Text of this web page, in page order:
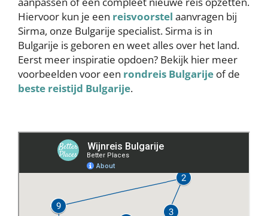
Hiervoor kun je een reisvoorstel aanvragen bij
Sirma, onze Bulgarije specialist. Sirma is in
Bulgarije is geboren en weet alles over het land.
Eerst meer inspiratie opdoen? Bekijk hier meer
voorbeelden voor een rondreis Bulgarije of de
beste reistijd Bulgarije.